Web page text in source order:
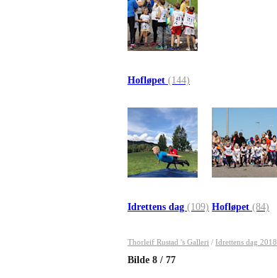
Hofløpet (144)
Idrettens dag (109) Hofløpet (84)
Thorleif Rustad 's Galleri / Idrettens dag 2018
Bilde 8 / 77